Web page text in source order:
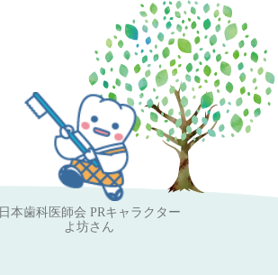
日本歯科医師会 PRキャラクター
よ坊さん